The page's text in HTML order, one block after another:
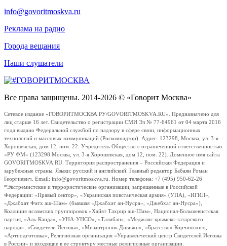
info@govoritmoskva.ru
Реклама на радио
Города вещания
Наши слушатели
Все права защищены. 2014-2026 © «Говорит Москва»
Сетевое издание «ГОВОРИТМОСКВА.РУ/GOVORITMOSKVA.RU». Предназначено для
лиц старше 16 лет. Свидетельство о регистрации СМИ Эл № 77-64961 от 04 марта 2016
года выдано Федеральной службой по надзору в сфере связи, информационных
технологий и массовых коммуникаций (Роскомнадзор). Адрес: 123298, Москва, ул. 3-я
Хорошевская, дом 12, пом. 22. Учредитель Общество с ограниченной ответственностью
«РУ ФМ» (123298 Москва, ул. 3-я Хорошевская, дом 12, пом. 22). Доменное имя сайта
GOVORITMOSKVA.RU. Территория распространения – Российская Федерация и
зарубежные страны. Языки: русский и английский. Главный редактор Бабаян Роман
Георгиевич. Email: info@govoritmoskva.ru. Номер телефона: +7 (495) 950-62-26
*Экстремистские и террористические организации, запрещенные в Российской
Федерации: «Правый сектор», «Украинская повстанческая армия» (УПА), «ИГИЛ»,
«Джабхат Фатх аш-Шам» (бывшая «Джабхат ан-Нусра», «Джебхат ан-Нусра»),
Коалиция исламских группировок «Хайят Тахрир аш-Шам», Национал-Большевистская
партия, «Аль-Каида», «УНА-УНСО», «Талибан», «Меджлис крымско-татарского
народа», «Свидетели Иеговы», «Мизантропик Дивижн», «Братство» Корчинского,
«Артподготовка», Религиозная организация «Управленческий центр Свидетелей Иеговы
в России» и входящие в ее структуру местные религиозные организации.